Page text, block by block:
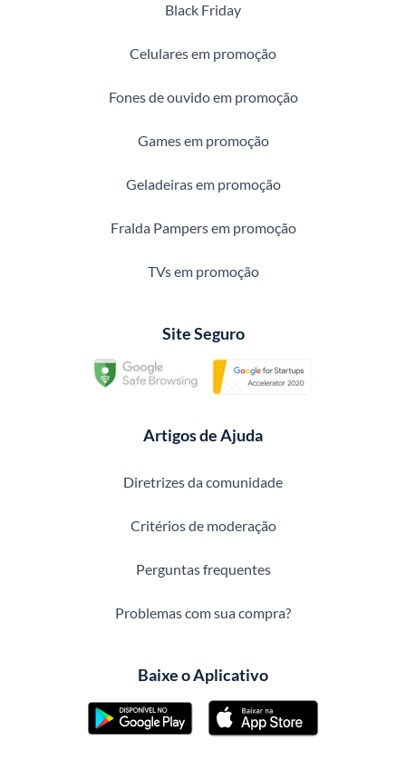
Black Friday
Celulares em promoção
Fones de ouvido em promoção
Games em promoção
Geladeiras em promoção
Fralda Pampers em promoção
TVs em promoção
Site Seguro
Artigos de Ajuda
Diretrizes da comunidade
Critérios de moderação
Perguntas frequentes
Problemas com sua compra?
Baixe o Aplicativo